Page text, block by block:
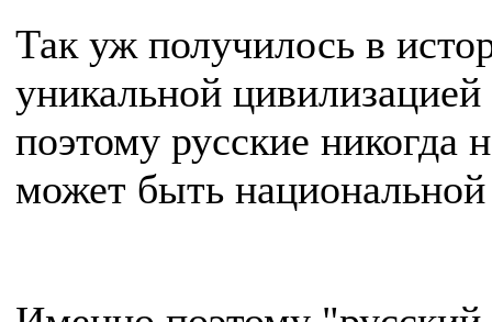
Так уж получилось в
уникальной
поэтому русские
может быть